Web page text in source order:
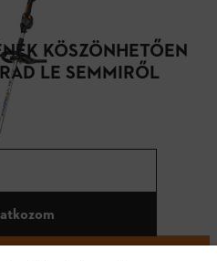
KÖSZÖNHETŐEN
LE SEMMIRŐL